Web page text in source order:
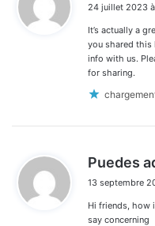
24 juillet 2023 à
It’s actually a
you shared this
info with us.
for sharing.
Puedes
13 septembre
Hi friends, how
say concerning